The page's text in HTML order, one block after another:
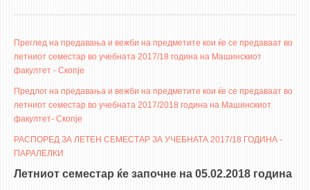
МЕЃУНАРОДНА СОРАБОТКА
ERASMUS+
QIM-SEE
3DFindIT
CIRASIM
ENERGET
Преглед на предавања и вежби на предметите кои ќе се предаваат во
летниот семестар во учебната 2017/18 година на Машинскиот
факултет - Скопје
Предлог на предавања и вежби на предметите кои ќе се предаваат во
летниот семестар во учебната 2017/2018 година на Машинскиот
факултет- Скопје
РАСПОРЕД ЗА ЛЕТЕН СЕМЕСТАР ЗА УЧЕБНАТА 2017/18 ГОДИНА -
ПАРАЛЕЛКИ
Летниот семестар ќе започне на 05.02.2018 година